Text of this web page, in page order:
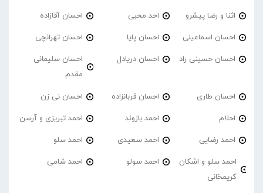
اثنا و رضا پیشرو احد محبی احسان آقازاده
احسان اسماعیلی احسان پایا احسان تهرانچی
احسان حسینی راد احسان دریادل
احسان سلیمانی
مقدم
احسان طاری احسان قربانزاده احسان نی زن
احلام احمد بازوند احمد تبریزی و آرسن
احمد‌ رضایی احمد سعیدی احمد سلو
احمد سلو و اشکان
کریمخانی
احمد سولو احمد شامی